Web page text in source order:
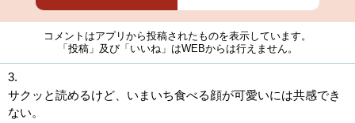
コメントはアプリから投稿されたものを表示しています。
「投稿」及び「いいね」はWEBからは行えません。
3.
サクッと読めるけど、いまいち食べる顔が可愛いには共感でき
ない。